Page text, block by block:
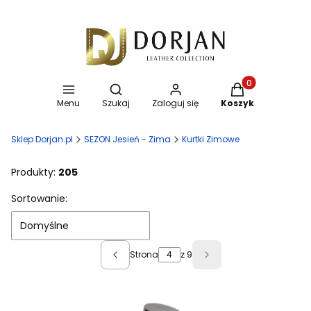
Menu
Otwórz wyszukiwarkę
Szukaj Zaloguj się
Produkty w
Koszyk
Sklep Dorjan.pl SEZON Jesień - Zima Kurtki Zimowe
Produkty: 205
Lista produktów
Sortowanie:
Domyślne
Poprzednie produkty
Strona z 9 Następne produkty